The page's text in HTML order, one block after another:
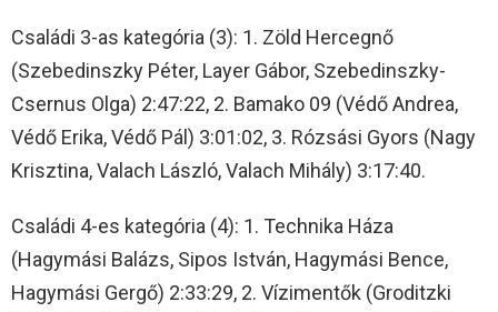
Családi 3-as kategória (3): 1. Zöld Hercegnő
(Szebedinszky Péter, Layer Gábor, Szebedinszky-
Csernus Olga) 2:47:22, 2. Bamako 09 (Védő Andrea,
Védő Erika, Védő Pál) 3:01:02, 3. Rózsási Gyors (Nagy
Krisztina, Valach László, Valach Mihály) 3:17:40.
Családi 4-es kategória (4): 1. Technika Háza
(Hagymási Balázs, Sipos István, Hagymási Bence,
Hagymási Gergő) 2:33:29, 2. Vízimentők (Groditzki